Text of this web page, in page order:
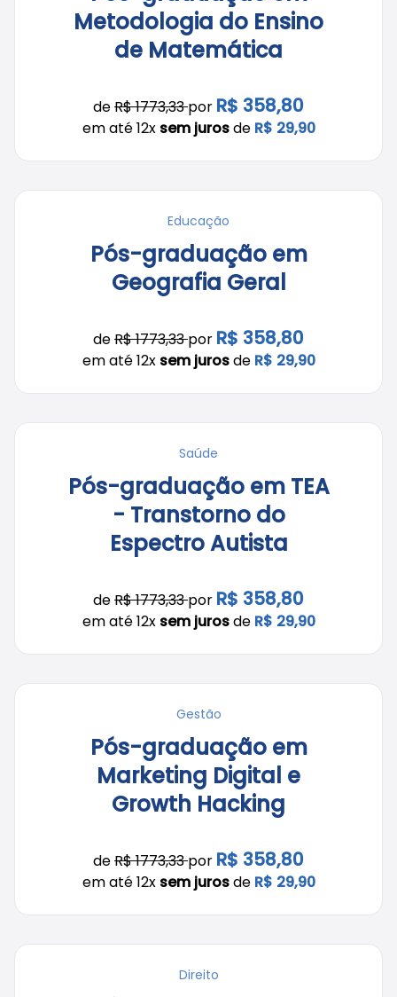
Metodologia do Ensino
de Matemática
deR$ 1773,33por R$ 358,80
em até 12x sem jurosde R$ 29,90
Educação
Pós-graduação em
Geografia Geral
deR$ 1773,33por R$ 358,80
em até 12x sem jurosde R$ 29,90
Saúde
Pós-graduação em TEA
- Transtorno do
Espectro Autista
deR$ 1773,33por R$ 358,80
em até 12x sem jurosde R$ 29,90
Gestão
Pós-graduação em
Marketing Digital e
Growth Hacking
deR$ 1773,33por R$ 358,80
em até 12x sem jurosde R$ 29,90
Direito